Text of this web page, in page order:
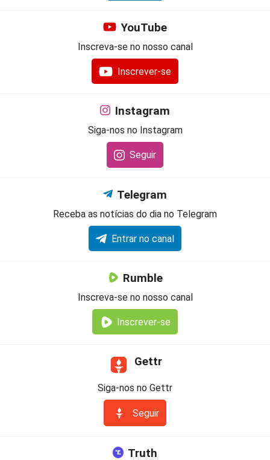
YouTube
Inscreva-se no nosso canal
Inscrever-se
Instagram
Siga-nos no Instagram
Seguir
Telegram
Receba as notícias do dia no Telegram
Entrar no canal
Rumble
Inscreva-se no nosso canal
Inscrever-se
Gettr
Siga-nos no Gettr
Seguir
Truth